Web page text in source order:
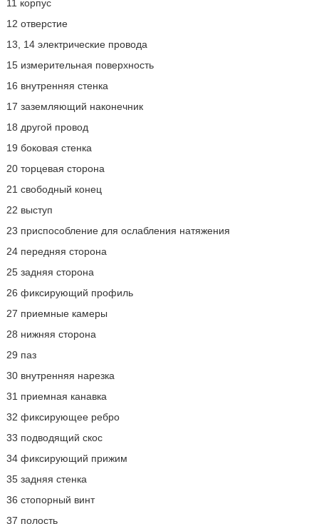
11 корпус
12 отверстие
13, 14 электрические провода
15 измерительная поверхность
16 внутренняя стенка
17 заземляющий наконечник
18 другой провод
19 боковая стенка
20 торцевая сторона
21 свободный конец
22 выступ
23 приспособление для ослабления натяжения
24 передняя сторона
25 задняя сторона
26 фиксирующий профиль
27 приемные камеры
28 нижняя сторона
29 паз
30 внутренняя нарезка
31 приемная канавка
32 фиксирующее ребро
33 подводящий скос
34 фиксирующий прижим
35 задняя стенка
36 стопорный винт
37 полость